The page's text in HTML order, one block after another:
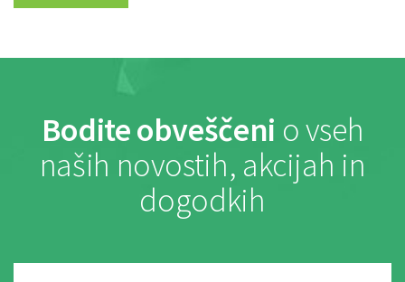
Bodite obveščeni o vseh
naših novostih, akcijah in
dogodkih